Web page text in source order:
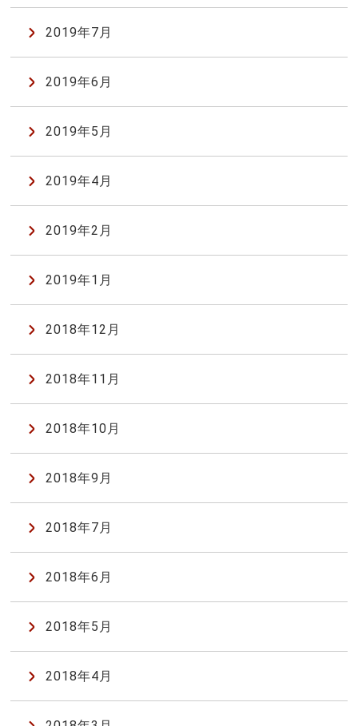
2019年7月
2019年6月
2019年5月
2019年4月
2019年2月
2019年1月
2018年12月
2018年11月
2018年10月
2018年9月
2018年7月
2018年6月
2018年5月
2018年4月